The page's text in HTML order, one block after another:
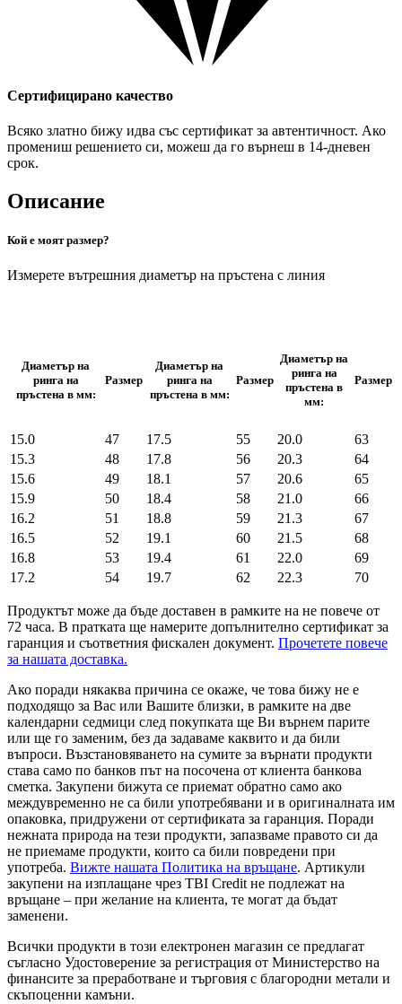
Сертифицирано качество
Всяко златно бижу идва със сертификат за автентичност. Ако
промениш решението си, можеш да го върнеш в 14-дневен
срок.
Описание
Кой е моят размер?
Измерете вътрешния диаметър на пръстена с линия
Диаметър на
ринга на
пръстена в мм:
Размер
Диаметър на
ринга на
пръстена в мм:
Размер
Диаметър на
ринга на
пръстена в
мм:
Размер
15.0 47 17.5 55 20.0
63
15.3
48 17.8 56 20.3
64
15.6
49 18.1 57 20.6
65
15.9
50 18.4 58 21.0
66
16.2
51 18.8 59 21.3
67
16.5
52 19.1 60 21.5
68
16.8
53 19.4 61 22.0
69
17.2
54 19.7 62 22.3 70
Продуктът може да бъде доставен в рамките на не повече от
72 часа. В пратката ще намерите допълнително сертификат за
гаранция и съответния фискален документ. Прочетете повече
за нашата доставка.
Ако поради някаква причина се окаже, че това бижу не е
подходящо за Вас или Вашите близки, в рамките на две
календарни седмици след покупката ще Ви върнем парите
или ще го заменим, без да задаваме каквито и да били
въпроси. Възстановяването на сумите за върнати продукти
става само по банков път на посочена от клиента банкова
сметка. Закупени бижута се приемат обратно само ако
междувременно не са били употребявани и в оригиналната им
опаковка, придружени от сертификата за гаранция. Поради
нежната природа на тези продукти, запазваме правото си да
не приемаме продукти, които са били повредени при
употреба. Вижте нашата Политика на връщане. Артикули
закупени на изплащане чрез TBI Credit не подлежат на
връщане – при желание на клиента, те могат да бъдат
заменени.
Всички продукти в този електронен магазин се предлагат
съгласно Удостоверение за регистрация от Министерство на
финансите за преработване и търговия с благородни метали и
скъпоценни камъни.